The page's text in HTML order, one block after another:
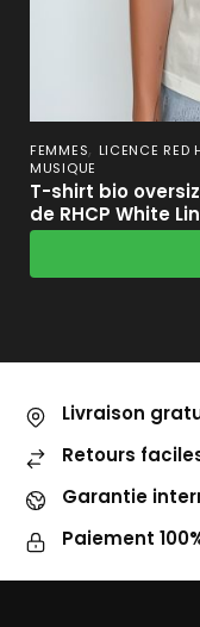
FEMMES, LICENCE RED
MUSIQUE
T-shirt bio
de RHCP White
Livraison
Retours
Garantie
Paiement